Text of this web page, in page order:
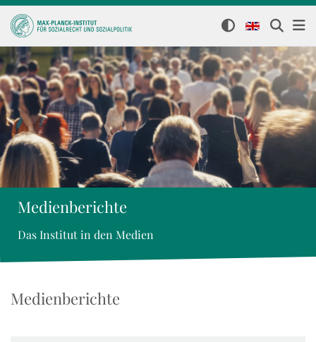
Medienberichte
Das Institut in den Medien
Medienberichte